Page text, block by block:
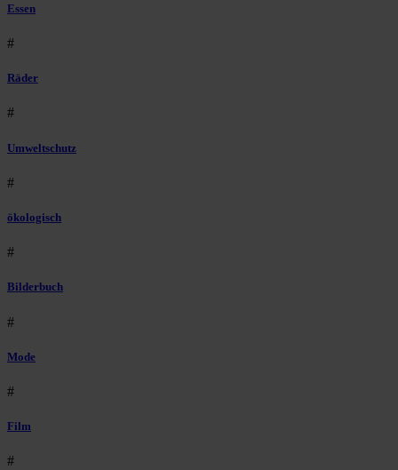
Essen
#
Räder
#
Umweltschutz
#
ökologisch
#
Bilderbuch
#
Mode
#
Film
#